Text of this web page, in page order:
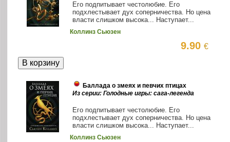
Его подпитывает честолюбие. Его
подхлестывает дух соперничества. Но цена
власти слишком высока... Наступает...
Коллинз Сьюзен
9.90€
Баллада о змеях и певчих птицах
Из серии: Голодные игры: сага-легенда
Его подпитывает честолюбие. Его
подхлестывает дух соперничества. Но цена
власти слишком высока... Наступает...
Коллинз Сьюзен